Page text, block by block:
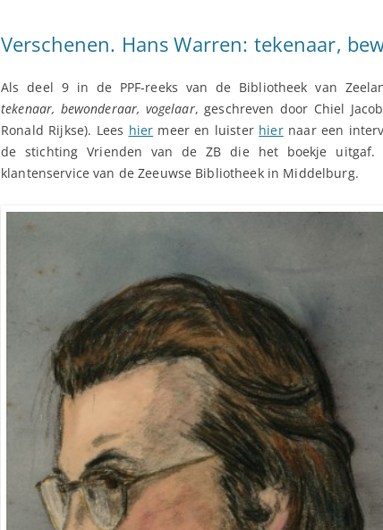
Verschenen. Hans Warren: tekenaar,
Als deel 9 in de PPF-reeks van de Bibliotheek van
tekenaar, bewonderaar, vogelaar, geschreven door Chiel
Ronald Rijkse). Lees hier meer en luister hiernaar een
de stichting Vrienden van de ZB die het boekje
klantenservice van de Zeeuwse Bibliotheek in Middelburg.